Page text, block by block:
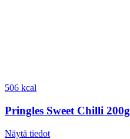
506 kcal
Pringles Sweet Chilli 200g
Näytä tiedot